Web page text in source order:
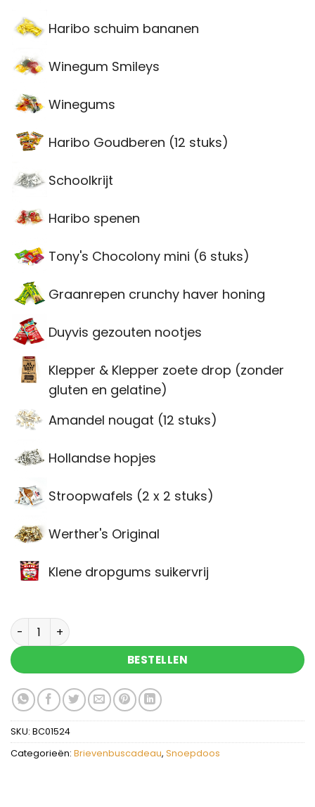
Haribo schuim bananen
Winegum Smileys
Winegums
Haribo Goudberen (12 stuks)
Schoolkrijt
Haribo spenen
Tony's Chocolony mini (6 stuks)
Graanrepen crunchy haver honing
Duyvis gezouten nootjes
Klepper & Klepper zoete drop (zonder
gluten en gelatine)
Amandel nougat (12 stuks)
Hollandse hopjes
Stroopwafels (2 x 2 stuks)
Werther's Original
Klene dropgums suikervrij
Brievenbuscadeau dikke beterschapsknuffel
BESTELLEN
SKU: BC01524
Categorieën: Brievenbuscadeau, Snoepdoos